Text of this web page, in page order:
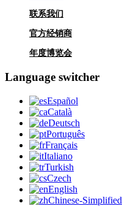
联系我们
官方经销商
年度博览会
Language switcher
Español
Català
Deutsch
Português
Français
Italiano
Turkish
Czech
English
Chinese-Simplified